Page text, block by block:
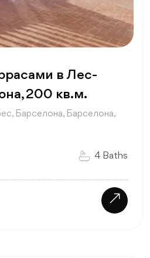
в Лес-
200 кв.м.
Барселона, Барселона,
4 Baths